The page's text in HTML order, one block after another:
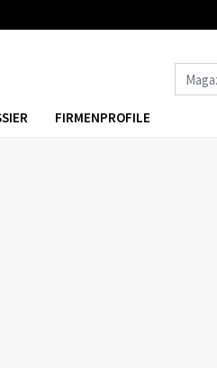
FIRMENPROFILE